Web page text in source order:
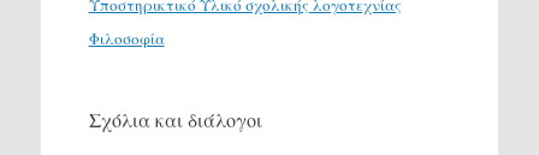
Υποστηρικτικό Υλικό σχολικής λογοτεχνίας
Φιλοσοφία
Σχόλια και διάλογοι